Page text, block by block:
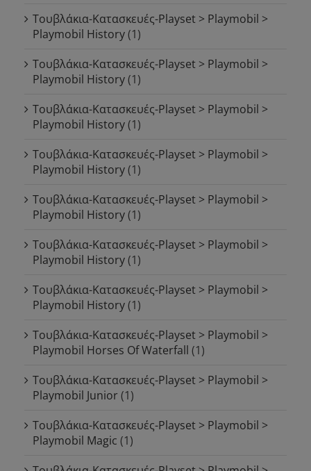
Τουβλάκια-Κατασκευές-Playset > Playmobil >
Playmobil History(1)
Τουβλάκια-Κατασκευές-Playset > Playmobil >
Playmobil History(1)
Τουβλάκια-Κατασκευές-Playset > Playmobil >
Playmobil History(1)
Τουβλάκια-Κατασκευές-Playset > Playmobil >
Playmobil History(1)
Τουβλάκια-Κατασκευές-Playset > Playmobil >
Playmobil History(1)
Τουβλάκια-Κατασκευές-Playset > Playmobil >
Playmobil History(1)
Τουβλάκια-Κατασκευές-Playset > Playmobil >
Playmobil History(1)
Τουβλάκια-Κατασκευές-Playset > Playmobil >
Playmobil Horses Of Waterfall (1)
Τουβλάκια-Κατασκευές-Playset > Playmobil >
Playmobil Junior (1)
Τουβλάκια-Κατασκευές-Playset > Playmobil >
Playmobil Magic (1)